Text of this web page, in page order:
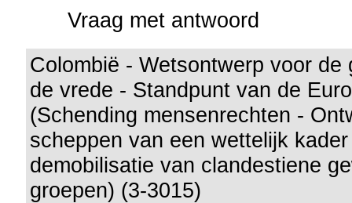
Vraag met antwoord
Colombië - Wetsontwerp voor de
de vrede - Standpunt van de
(Schending mensenrechten -
scheppen van een wettelijk
demobilisatie van clandestiene
groepen) (3-3015)